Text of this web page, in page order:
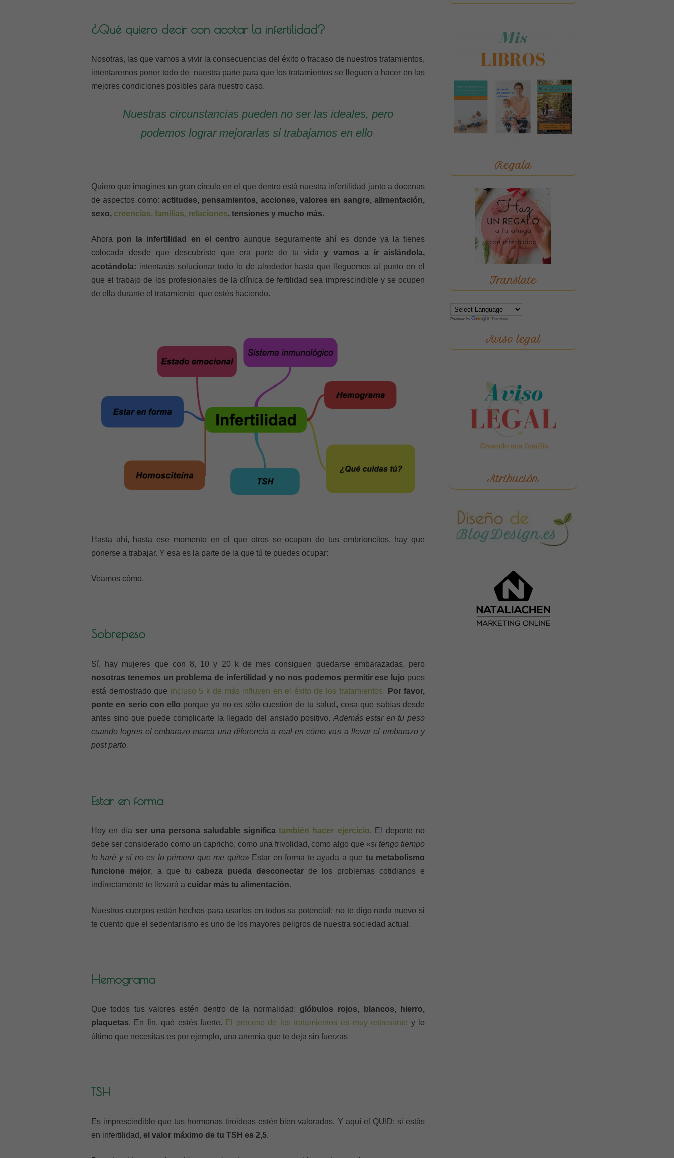
¿Qué quiero decir con acotar la infertilidad?
Nosotras, las que vamos a vivir la consecuencias del éxito o fracaso de nuestros tratamientos,
intentaremos poner todo de nuestra parte para que los tratamientos se lleguen a hacer en las
mejores condiciones posibles para nuestro caso.
Nuestras circunstancias pueden no ser las ideales, pero
podemos lograr mejorarlas si trabajamos en ello
Quiero que imagines un gran círculo en el que dentro está nuestra infertilidad junto a docenas
de aspectos como: actitudes, pensamientos, acciones, valores en sangre, alimentación,
sexo, creencias, familias, relaciones, tensiones y mucho más.
Ahora pon la infertilidad en el centro aunque seguramente ahí es donde ya la tienes
colocada desde que descubriste que era parte de tu vida y vamos a ir aislándola,
acotándola: intentarás solucionar todo lo de alrededor hasta que lleguemos al punto en el
que el trabajo de los profesionales de la clínica de fertilidad sea imprescindible y se ocupen
de ella durante el tratamiento que estés haciendo.
Hasta ahí, hasta ese momento en el que otros se ocupan de tus embrioncitos, hay que
ponerse a trabajar. Y esa es la parte de la que tú te puedes ocupar:
Veamos cómo.
Sobrepeso
Sí, hay mujeres que con 8, 10 y 20 k de mes consiguen quedarse embarazadas, pero
nosotras tenemos un problema de infertilidad y no nos podemos permitir ese lujo pues
está demostrado que incluso 5 k de más influyen en el éxito de los tratamientos. Por favor,
ponte en serio con ello porque ya no es sólo cuestión de tu salud, cosa que sabías desde
antes sino que puede complicarte la llegado del ansiado positivo. Además estar en tu peso
cuando logres el embarazo marca una diferencia a real en cómo vas a llevar el embarazo y
post parto.
Estar en forma
Hoy en día ser una persona saludable significatambién hacer ejercicio. El deporte no
debe ser considerado como un capricho, como una frivolidad, como algo que «si tengo tiempo
lo haré y si no es lo primero que me quito» Estar en forma te ayuda a que tu metabolismo
funcione mejor, a que tucabeza pueda desconectarde los problemas cotidianos e
indirectamente te llevará a cuidar más tu alimentación.
Nuestros cuerpos están hechos para usarlos en todos su potencial; no te digo nada nuevo si
te cuento que el sedentarismo es uno de los mayores peligros de nuestra sociedad actual.
Hemograma
Que todos tus valores estén dentro de la normalidad: glóbulos rojos, blancos, hierro,
plaquetas. En fin, qué estés fuerte. El proceso de los tratamientos es muy estresante y lo
último que necesitas es por ejemplo, una anemia que te deja sin fuerzas
TSH
Es imprescindible que tus hormonas tiroideas estén bien valoradas. Y aquí el QUID: si estás
en infertilidad, el valor máximo de tu TSH es 2,5.
Regala
Translate
Powered by Translate
Aviso legal
Atribución